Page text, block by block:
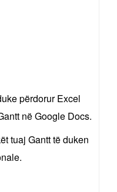
përdorur Excel
në Google Docs.
tuaj Gantt të duken